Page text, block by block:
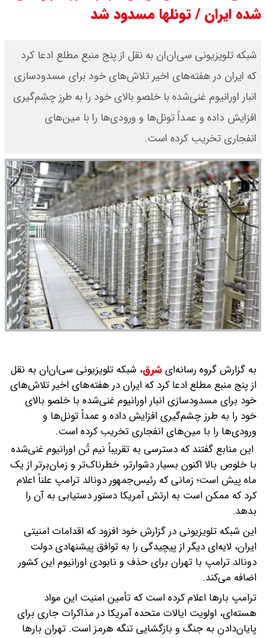
۱۴۰۵ اعلام شد
قیمت طلا ۲۴ عیار امروز شنبه ۱۷ مرداد
۱۴۰۵ اعلام شد/ جهش قیمت طلا
شده ایران / تونلها مسدود شد
شبکه تلویزیونی سی‌ان‌ان به نقل از پنج منبع مطلع ادعا کرد
که ایران در هفته‌های اخیر تلاش‌های خود برای مسدودسازی
انبار اورانیوم غنی‌شده با خلصو بالای خود را به طرز چشم‌گیری
افزایش داده و عمداً تونل‌ها و ورودی‌ها را با مین‌های
انفجاری تخریب کرده است.
به گزارش گروه رسانه‌ایشرق، شبکه تلویزیونی سی‌ان‌ان به نقل
از پنج منبع مطلع ادعا کرد که ایران در هفته‌های اخیر تلاش‌های
خود برای مسدودسازی انبار اورانیوم غنی‌شده با خلصو بالای
خود را به طرز چشم‌گیری افزایش داده و عمداً تونل‌ها و
ورودی‌ها را با مین‌های انفجاری تخریب کرده است.
این منابع گفتند که دسترسی به تقریباً نیم تُن اورانیوم غنی‌شده
با خلوص بالا اکنون بسیار دشوارتر، خطرناک‌تر و زمان‌برتر از یک
ماه پیش است؛ زمانی که رئیس‌جمهور دونالد ترامپ علناً اعلام
کرد که ممکن است به ارتش آمریکا دستور دستیابی به آن را
بدهد.
این شبکه تلویزیونی در گزارش خود افزود که اقدامات امنیتی
ایران، لایه‌ای دیگر از پیچیدگی را به توافق پیشنهادی دولت
دونالد ترامپ با تهران برای حذف و نابودی اورانیوم این کشور
اضافه می‌کند.
ترامپ بارها اعلام کرده است که تأمین امنیت این مواد
هسته‌ای، اولویت ایالات متحده آمریکا در مذاکرات جاری برای
پایان‌دادن به جنگ و بازگشایی تنگه هرمز است. تهران بارها